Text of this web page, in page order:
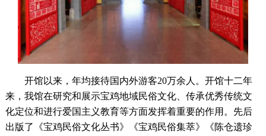
开馆以来，年均接待国内外游客20万余人。开馆十二年
来，我馆在研究和展示宝鸡地域民俗文化、传承优秀传统文
化定位和进行爱国主义教育等方面发挥着重要的作用。先后
出版了《宝鸡民俗文化丛书》《宝鸡民俗集萃》《陈仓遗珍